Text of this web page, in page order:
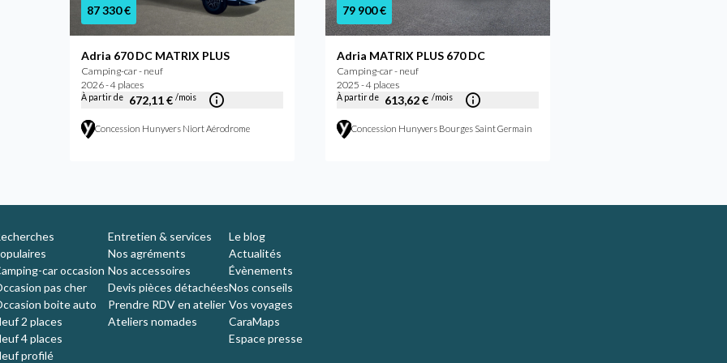
87 330 €
Adria 670 DC MATRIX PLUS
Camping-car - neuf
2026 - 4 places
À partir de 672,11 € /mois
Concession Hunyvers Niort Aérodrome
79 900 €
Adria MATRIX PLUS 670 DC
Camping-car - neuf
2025 - 4 places
À partir de 613,62 € /mois
Concession Hunyvers Bourges Saint Germain
car occasion
pas cher
boite auto
2 places
4 places
profilé
Entretien & services
Nos agréments
Nos accessoires
Devis pièces détachées
Prendre RDV en atelier
Ateliers nomades
Le blog
Actualités
Évènements
Nos conseils
Vos voyages
CaraMaps
Espace presse